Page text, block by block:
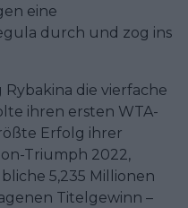
eine
durch und zog ins
Rybakina die vierfache
ihren ersten WTA-
Erfolg ihrer
Triumph 2022,
5,235 Millionen
Titelgewinn –